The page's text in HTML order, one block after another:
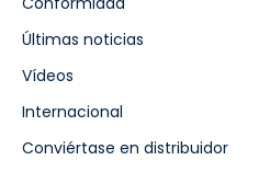
Últimas noticias
Vídeos
Internacional
Conviértase en distribuidor